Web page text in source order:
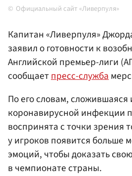
Официальный сайт «Ливерпуля»
Капитан «Ливерпуля»
заявил о готовности к
Английской премьер-лиги
сообщаетпресс-служба
По его словам,
коронавирусной инфекции
воспринята с точки зрения
у игроков появится больше
эмоций, чтобы доказать
в чемпионате страны.